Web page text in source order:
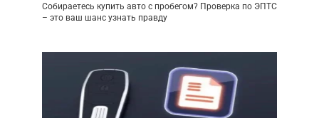
Собираетесь купить авто с пробегом? Проверка по ЭПТС
– это ваш шанс узнать правду